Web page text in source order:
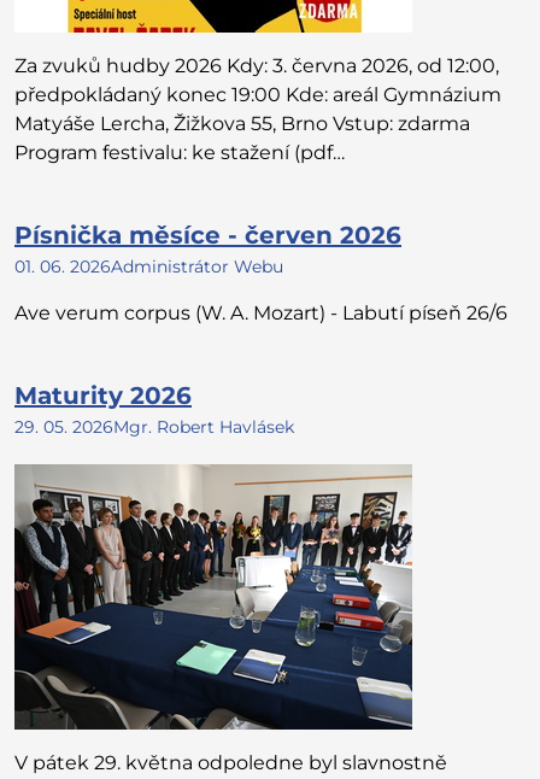
Za zvuků hudby 2026 Kdy: 3. června 2026, od 12:00,
předpokládaný konec 19:00 Kde: areál Gymnázium
Matyáše Lercha, Žižkova 55, Brno Vstup: zdarma
Program festivalu: ke stažení (pdf…
Písnička měsíce - červen 2026
01. 06. 2026Administrátor Webu
Ave verum corpus (W. A. Mozart) - Labutí píseň 26/6
Maturity 2026
29. 05. 2026Mgr. Robert Havlásek
V pátek 29. května odpoledne byl slavnostně